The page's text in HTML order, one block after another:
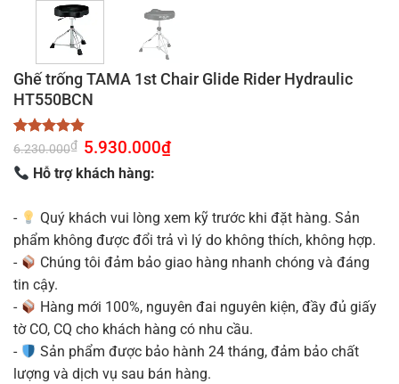
Ghế trống TAMA 1st Chair Glide Rider Hydraulic
HT550BCN
4.83trên 5
6
đánh giá
6.230.000₫ Giá
gốc
là:
6.230.000₫.
5.930.000₫Giá
Hỗ trợ khách hàng:
-
Quý khách vui lòng xem kỹ trước khi đặt hàng. Sản
phẩm không được đổi trả vì lý do không thích, không hợp.
-
Chúng tôi đảm bảo giao hàng nhanh chóng và đáng
tin cậy.
-
Hàng mới 100%, nguyên đai nguyên kiện, đầy đủ giấy
tờ CO, CQ cho khách hàng có nhu cầu.
-
Sản phẩm được bảo hành 24 tháng, đảm bảo chất
lượng và dịch vụ sau bán hàng.